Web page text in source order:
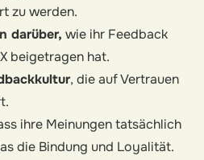
zu werden.
darüber, wie ihr Feedback
beigetragen hat.
, die auf Vertrauen
ihre Meinungen tatsächlich
die Bindung und Loyalität.